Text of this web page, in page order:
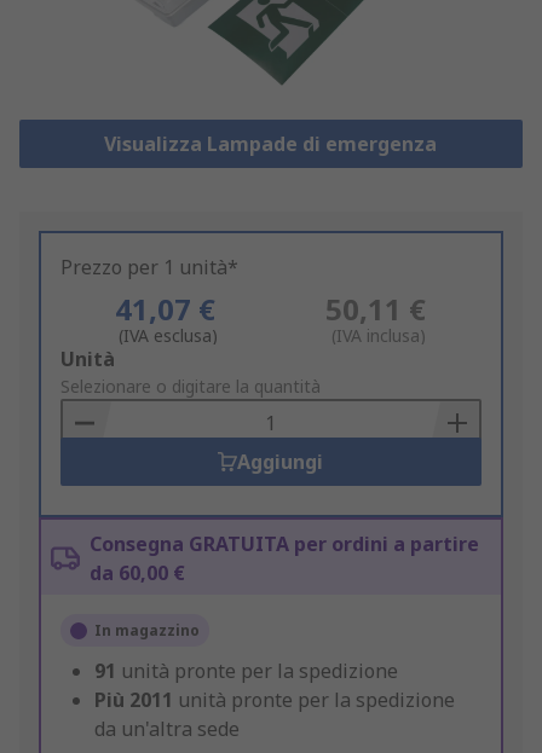
Visualizza Lampade di emergenza
Prezzo per 1 unità*
41,07 €
(IVA esclusa)
50,11 €
(IVA inclusa)
Add
to
Basket
Unità
Selezionare o digitare la quantità
Aggiungi
Consegna GRATUITA per ordini a partire
da 60,00 €
In magazzino
91 unità pronte per la spedizione
Più 2011 unità pronte per la spedizione
da un'altra sede